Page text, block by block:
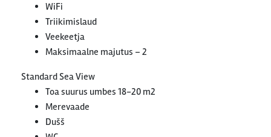
WiFi
Triikimislaud
Veekeetja
Maksimaalne majutus – 2
Standard Sea View
Toa suurus umbes 18-20 m2
Merevaade
Dušš